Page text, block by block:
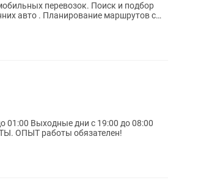
Поиск и подбор
маршрутов с
до 08:00
Обязательно знание: АЛКОГОЛЯ, КОКТЕЙЛЬНОЙ КАРТЫ. ОПЫТ работы обязателен!